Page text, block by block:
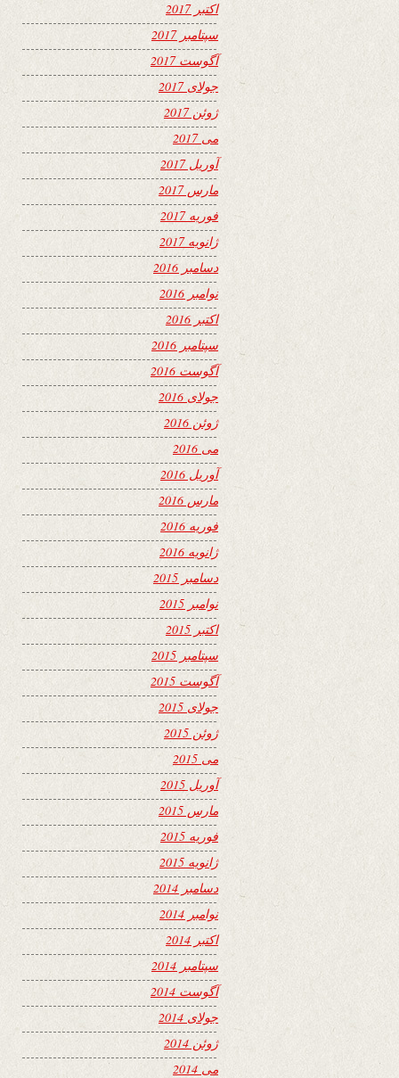
اکتبر 2017
سپتامبر 2017
آگوست 2017
جولای 2017
ژوئن 2017
می 2017
آوریل 2017
مارس 2017
فوریه 2017
ژانویه 2017
دسامبر 2016
نوامبر 2016
اکتبر 2016
سپتامبر 2016
آگوست 2016
جولای 2016
ژوئن 2016
می 2016
آوریل 2016
مارس 2016
فوریه 2016
ژانویه 2016
دسامبر 2015
نوامبر 2015
اکتبر 2015
سپتامبر 2015
آگوست 2015
جولای 2015
ژوئن 2015
می 2015
آوریل 2015
مارس 2015
فوریه 2015
ژانویه 2015
دسامبر 2014
نوامبر 2014
اکتبر 2014
سپتامبر 2014
آگوست 2014
جولای 2014
ژوئن 2014
می 2014